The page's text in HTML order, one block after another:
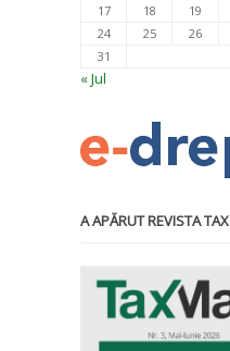
17 18 19
24
25 26
31
« Jul
A APĂRUT REVISTA